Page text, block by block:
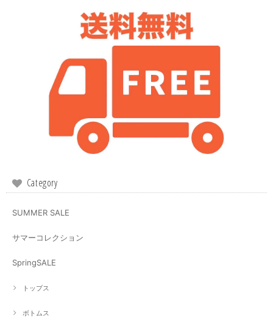
Category
SUMMER SALE
サマーコレクション
SpringSALE
トップス
ボトムス